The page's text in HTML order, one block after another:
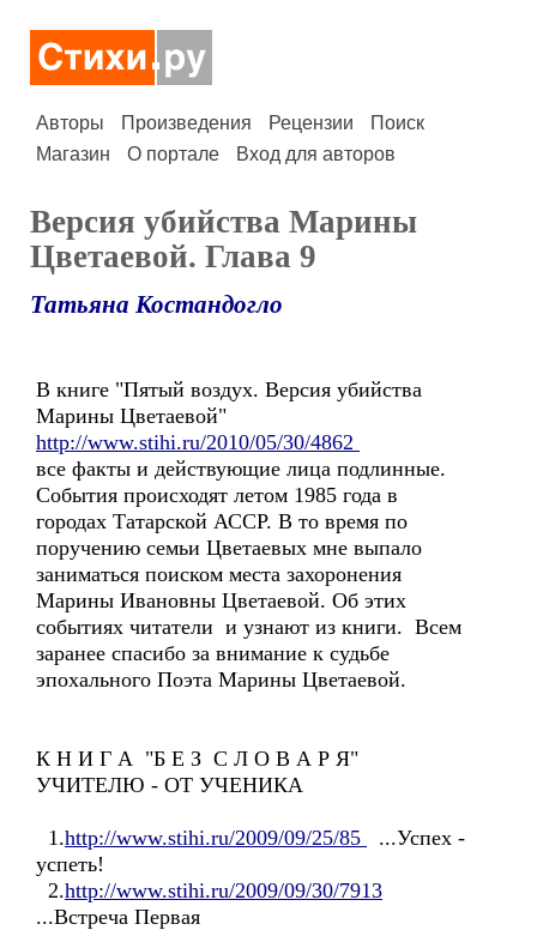
Авторы Произведения Рецензии
Поиск
Магазин
О портале Вход для авторов
Версия убийства Марины
Цветаевой. Глава 9
Татьяна Костандогло
В книге "Пятый воздух. Версия убийства
Марины Цветаевой"
http://www.stihi.ru/2010/05/30/4862
все факты и действующие лица подлинные.
События происходят летом 1985 года в
городах Татарской АССР. В то время по
поручению семьи Цветаевых мне выпало
заниматься поиском места захоронения
Марины Ивановны Цветаевой. Об этих
событиях читатели и узнают из книги. Всем
заранее спасибо за внимание к судьбе
эпохального Поэта Марины Цветаевой.
К Н И Г А "Б Е З С Л О В А Р Я"
УЧИТЕЛЮ - ОТ УЧЕНИКА
1.http://www.stihi.ru/2009/09/25/85
...Успех -
успеть!
2.http://www.stihi.ru/2009/09/30/7913
...Встреча Первая